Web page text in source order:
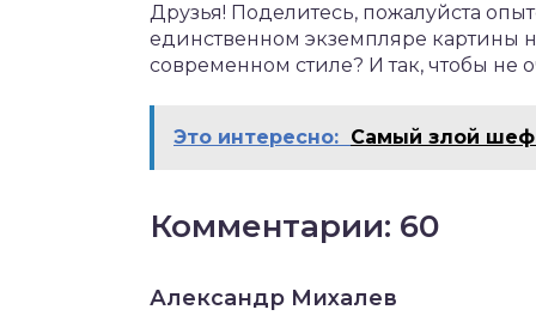
Друзья! Поделитесь, пожалуйста
единственном экземпляре картины
современном стиле? И так, чтобы не
Это интересно: Самый злой шеф
Комментарии: 60
Александр Михалев